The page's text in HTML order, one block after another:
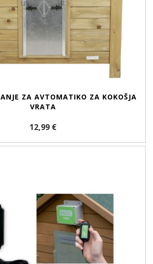
ZA AVTOMATIKO ZA KOKOŠJA
VRATA
12,99 €